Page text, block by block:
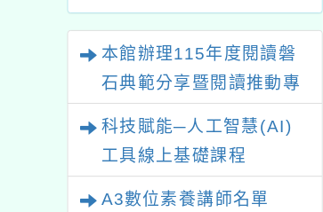
本館辦理115年度閱讀磐
石典範分享暨閱讀推動專
業研習
科技賦能─人工智慧(AI)
工具線上基礎課程
A3數位素養講師名單
作坊-中一區雲
紀錄權益及避免研習資
源浪費